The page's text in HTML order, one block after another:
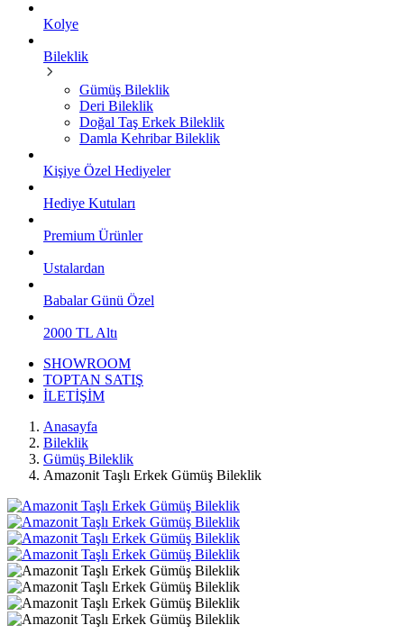
Kolye
Bileklik
Gümüş Bileklik
Deri Bileklik
Doğal Taş Erkek Bileklik
Damla Kehribar Bileklik
Kişiye Özel Hediyeler
Hediye Kutuları
Premium Ürünler
Ustalardan
Babalar Günü Özel
2000 TL Altı
SHOWROOM
TOPTAN SATIŞ
İLETİŞİM
Anasayfa
Bileklik
Gümüş Bileklik
Amazonit Taşlı Erkek Gümüş Bileklik